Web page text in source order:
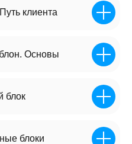
клиента
Основы
блок
блоки